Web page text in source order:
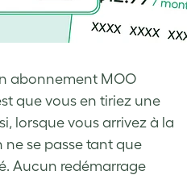
abonnement MOO
que vous en tiriez une
lorsque vous arrivez à la
ne se passe tant que
Aucun redémarrage